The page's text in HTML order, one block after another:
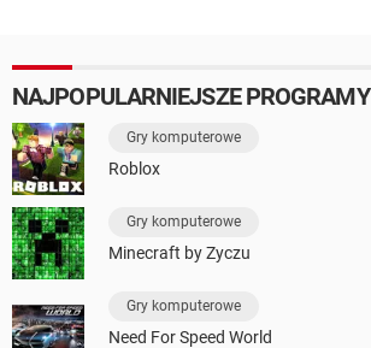
NAJPOPULARNIEJSZE PROGRAMY
Gry komputerowe
Roblox
Gry komputerowe
Minecraft by Zyczu
Gry komputerowe
Need For Speed World